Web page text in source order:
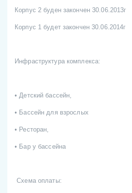
Корпус 2 буден закончен 30.06.2013г
Корпус 1 будет закончен 30.06.2014г
Инфраструктура комплекса:
• Детский бассейн,
• Бассейн для взрослых
• Ресторан,
• Бар у бассейна
Схема оплаты: